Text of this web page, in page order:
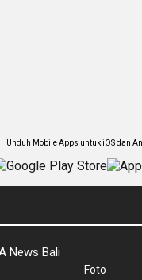
Unduh Mobile Apps untuk iOS dan
News Bali
Foto